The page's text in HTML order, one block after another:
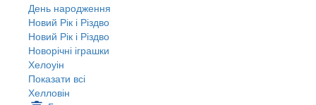
День народження
Новий Рік і Різдво
Новий Рік і Різдво
Новорічні іграшки
Хелоуін
Показати всі
Хелловін